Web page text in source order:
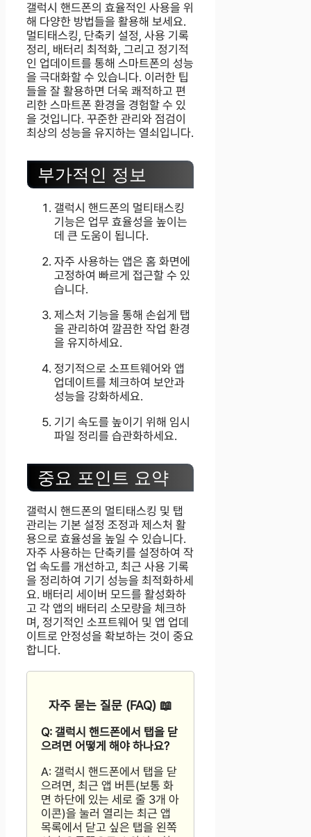
갤럭시 핸드폰의 효율적인 사용을 위
해 다양한 방법들을 활용해 보세요.
멀티태스킹, 단축키 설정, 사용 기록
정리, 배터리 최적화, 그리고 정기적
인 업데이트를 통해 스마트폰의 성능
을 극대화할 수 있습니다. 이러한 팁
들을 잘 활용하면 더욱 쾌적하고 편
리한 스마트폰 환경을 경험할 수 있
을 것입니다. 꾸준한 관리와 점검이
최상의 성능을 유지하는 열쇠입니다.
부가적인 정보
갤럭시 핸드폰의 멀티태스킹
기능은 업무 효율성을 높이는
데 큰 도움이 됩니다.
자주 사용하는 앱은 홈 화면에
고정하여 빠르게 접근할 수 있
습니다.
제스처 기능을 통해 손쉽게 탭
을 관리하여 깔끔한 작업 환경
을 유지하세요.
정기적으로 소프트웨어와 앱
업데이트를 체크하여 보안과
성능을 강화하세요.
기기 속도를 높이기 위해 임시
파일 정리를 습관화하세요.
중요 포인트 요약
갤럭시 핸드폰의 멀티태스킹 및 탭
관리는 기본 설정 조정과 제스처 활
용으로 효율성을 높일 수 있습니다.
자주 사용하는 단축키를 설정하여 작
업 속도를 개선하고, 최근 사용 기록
을 정리하여 기기 성능을 최적화하세
요. 배터리 세이버 모드를 활성화하
고 각 앱의 배터리 소모량을 체크하
며, 정기적인 소프트웨어 및 앱 업데
이트로 안정성을 확보하는 것이 중요
합니다.
자주 묻는 질문 (FAQ) 📖
Q: 갤럭시 핸드폰에서 탭을 닫
으려면 어떻게 해야 하나요?
A: 갤럭시 핸드폰에서 탭을 닫
으려면, 최근 앱 버튼(보통 화
면 하단에 있는 세로 줄 3개 아
이콘)을 눌러 열리는 최근 앱
목록에서 닫고 싶은 탭을 왼쪽